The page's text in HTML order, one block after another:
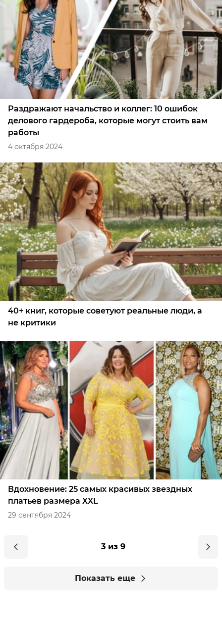
Раздражают начальство и коллег: 10 ошибок
делового гардероба, которые могут стоить вам
работы
4 октября 2024
40+ книг, которые советуют реальные люди, а
не критики
Вдохновение: 25 самых красивых звездных
платьев размера XXL
29 сентября 2024
3 из 9
Показать еще